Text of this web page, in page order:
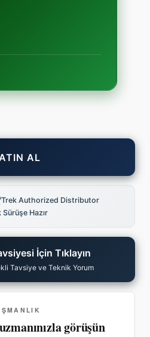
AL
Trek Authorized Distributor
Sürüşe Hazır
İçin Tıklayın
Tavsiye ve Teknik Yorum
görüşün